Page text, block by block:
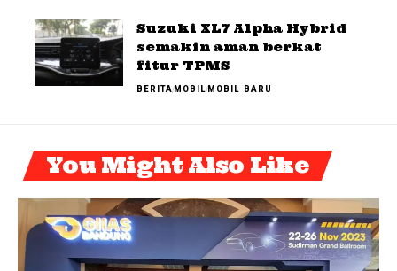
Suzuki XL7 Alpha Hybrid
semakin aman berkat
fitur TPMS
BERITAMOBILMOBIL BARU
You Might Also Like